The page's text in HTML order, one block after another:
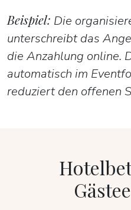
Beispiel: Die
unterschreibt das
die Anzahlung online.
automatisch im
reduziert den offenen